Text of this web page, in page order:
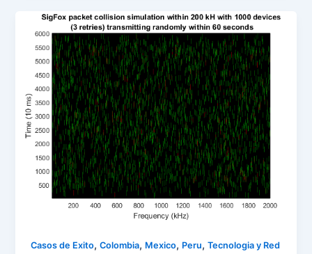
Casos de Exito,Colombia, Mexico, Peru,Tecnologia y Red